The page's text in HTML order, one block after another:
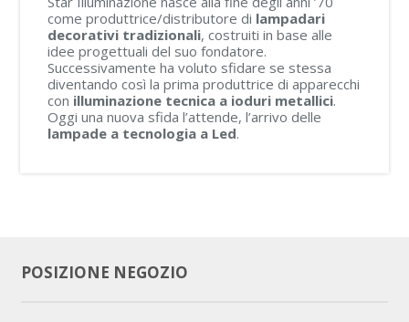
come produttrice/distributore di lampadari
decorativi tradizionali, costruiti in base alle
idee progettuali del suo fondatore.
Successivamente ha voluto sfidare se stessa
diventando così la prima produttrice di apparecchi
con illuminazione tecnica a ioduri metallici.
Oggi una nuova sfida l’attende, l’arrivo delle
lampade a tecnologia a Led.
POSIZIONE NEGOZIO